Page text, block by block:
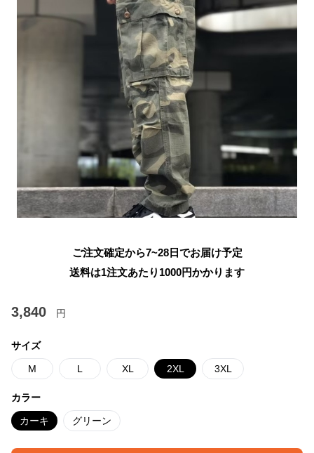
ご注文確定から7~28日でお届け予定
送料は1注文あたり 1000円かかります
3,840 円
サイズ
M L XL 2XL 3XL
カラー
カーキ グリーン